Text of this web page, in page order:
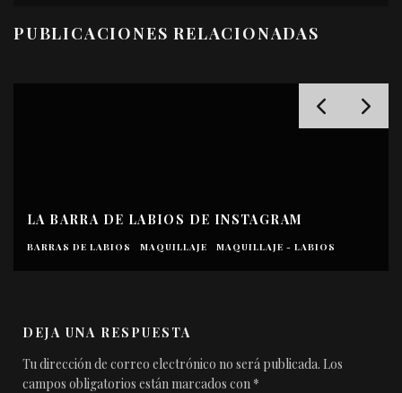
PUBLICACIONES RELACIONADAS
MAL’
BARRAS DE LABIOS MAQUILLAJE MAQUILLAJE - LABIOS
DEJA UNA RESPUESTA
Tu dirección de correo electrónico no será publicada. Los
campos obligatorios están marcados con *